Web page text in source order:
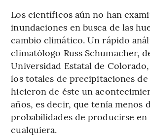
Los científicos aún no han
inundaciones en busca de las
cambio climático. Un rápido
climatólogo Russ Schumacher,
Universidad Estatal de
los totales de precipitaciones de
hicieron de éste un
años, es decir, que tenía menos
probabilidades de producirse en
cualquiera.